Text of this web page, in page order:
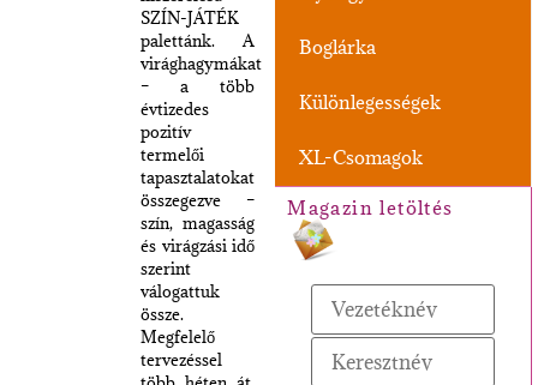
Boglárka
Különlegességek
XL-Csomagok
Magazin letöltés
SZÍN-JÁTÉK
palettánk. A
virághagymákat
– a több
évtizedes
pozitív
termelői
tapasztalatokat
összegezve –
szín, magasság
és virágzási idő
szerint
válogattuk
össze.
Megfelelő
tervezéssel